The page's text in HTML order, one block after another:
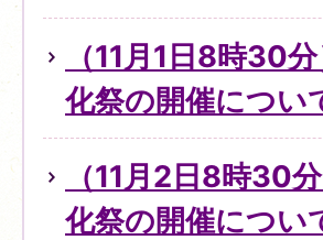
（11月1日8時30
化祭の開催につい
（11月2日8時30
化祭の開催につい